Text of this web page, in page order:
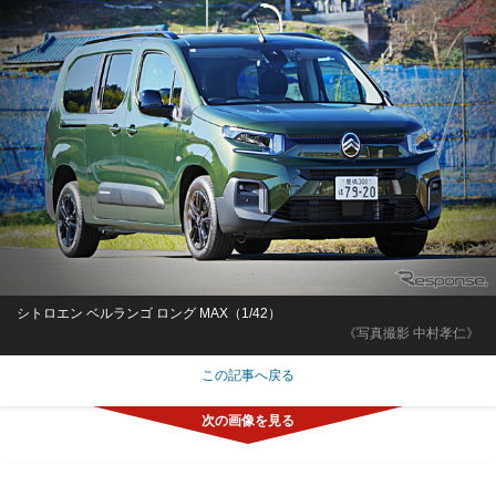
《写真撮影 中村孝仁》
シトロエン ベルランゴ ロング MAX（1/42）
この記事へ戻る